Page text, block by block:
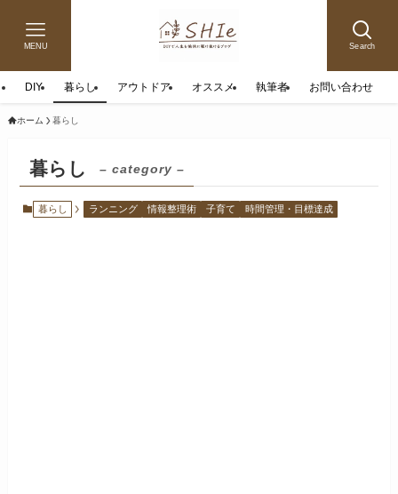
Search
MENU
DIY 暮らし アウトドア オススメ 執筆者 お問い合わせ
ホーム 暮らし
暮らし – category –
暮らし ランニング 情報整理術 子育て 時間管理・目標達成